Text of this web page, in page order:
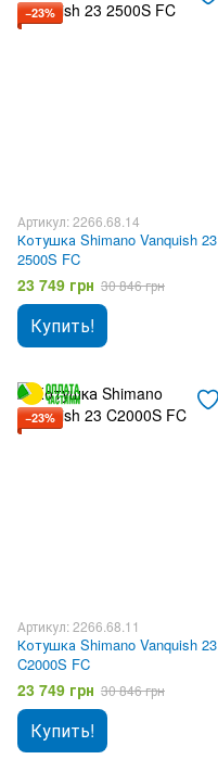
−23%
Артикул: 2266.68.14
Котушка Shimano Vanquish 23
2500S FC
23 749 грн 30 846 грн
Купить!
−23%
Артикул: 2266.68.11
Котушка Shimano Vanquish 23
C2000S FC
23 749 грн 30 846 грн
Купить!